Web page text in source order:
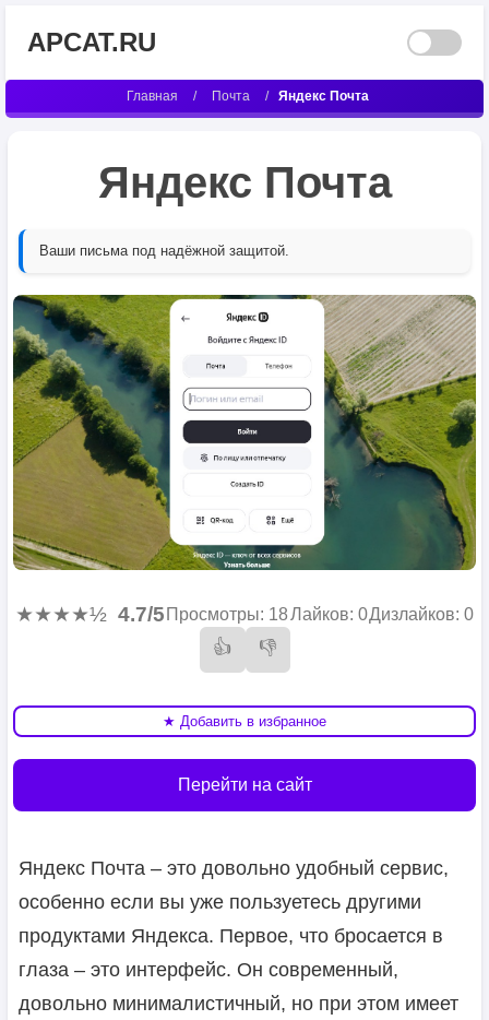
APCAT.RU
Главная / Почта / Яндекс Почта
Яндекс Почта
Ваши письма под надёжной защитой.
★★★★½ 4.7/5 Просмотры: 18Лайков: 0Дизлайков: 0
👍 👎
★ Добавить в избранное
Перейти на сайт
Яндекс Почта – это довольно удобный сервис,
особенно если вы уже пользуетесь другими
продуктами Яндекса. Первое, что бросается в
глаза – это интерфейс. Он современный,
довольно минималистичный, но при этом имеет